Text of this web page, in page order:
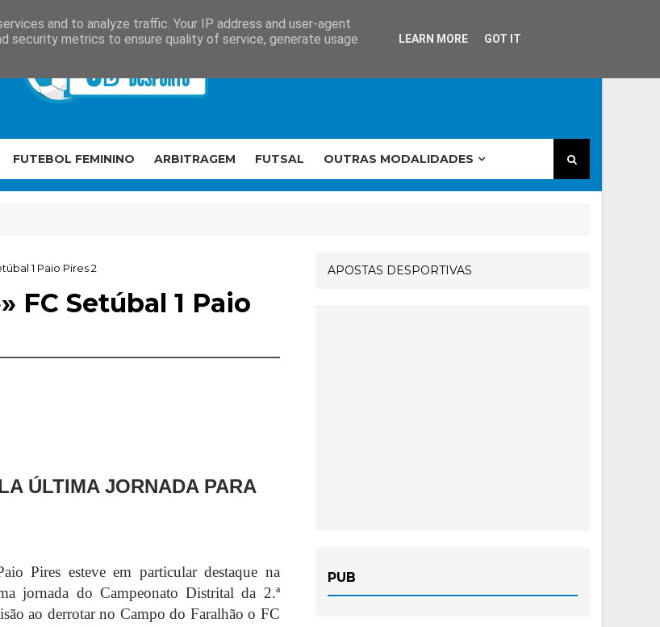
FUTEBOL FEMININO ARBITRAGEM FUTSAL OUTRAS MODALIDADES
1 Paio Pires 2
FC Setúbal 1 Paio
ÚLTIMA JORNADA PARA
Pires esteve em particular destaque na
jornada do Campeonato Distrital da 2.ª
ao derrotar no Campo do Faralhão o FC
APOSTAS DESPORTIVAS
PUB
and to analyze traffic. Your IP address and user-agent
security metrics to ensure quality of service, generate usage
LEARN MORE GOT IT